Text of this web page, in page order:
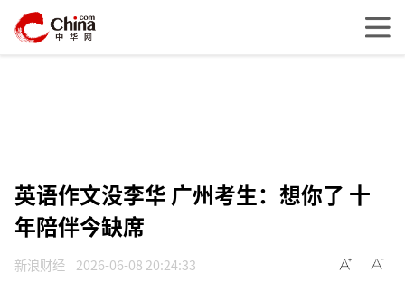
英语作文没李华 广州考生：想你了 十
年陪伴今缺席
新浪财经 2026-06-08 20:24:33